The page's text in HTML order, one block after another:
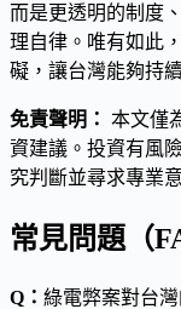
而是更透明的制度
理自律。唯有如此
礙，讓台灣能夠持
免責聲明： 本文僅
資建議。投資有風
究判斷並尋求專業
常見問題（
Q： 綠電弊案對台